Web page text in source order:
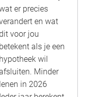
er precies
en wat
voor jou
betekent als je een
hypotheek wil
Minder
lenen in 2026